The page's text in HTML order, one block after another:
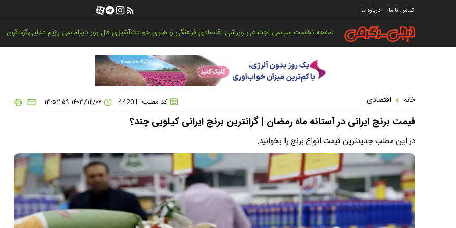
تماس با ما درباره ما
صفحه نخستسیاسی اجتماعی ورزشی اقتصادیفرهنگی و هنریحوادثآشپزیفال روزدیپلماسی رژیم غذاییگوناگون
خانه اقتصادی کد مطلب: 44201 ۱۴۰۳/۱۲/۰۷ ۱۳:۵۲:۵۹
قیمت برنج ایرانی در آستانه ماه رمضان | گرانترین برنج ایرانی کیلویی چند؟
در این مطلب جدیدترین قیمت انواع برنج را بخوانید.